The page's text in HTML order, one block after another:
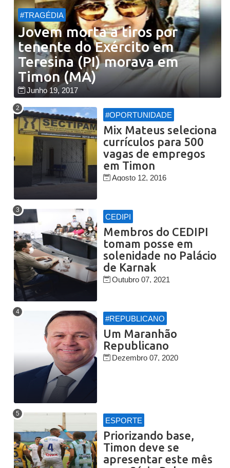
#TRAGÉDIA
Jovem morta a tiros por
tenente do Exército em
Teresina (PI) morava em
Timon (MA)
Junho 19, 2017
#OPORTUNIDADE
Mix Mateus seleciona
currículos para 500
vagas de empregos
em Timon
Agosto 12, 2016
CEDIPI
Membros do CEDIPI
tomam posse em
solenidade no Palácio
de Karnak
Outubro 07, 2021
#REPUBLICANO
Um Maranhão
Republicano
Dezembro 07, 2020
ESPORTE
Priorizando base,
Timon deve se
apresentar este mês